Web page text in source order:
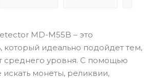
MD-M55B – это
который идеально подойдет тем,
среднего уровня. С помощью
монеты, реликвии,